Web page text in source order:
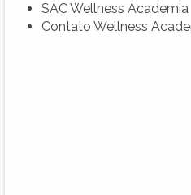
SAC Wellness Academia
Contato Wellness